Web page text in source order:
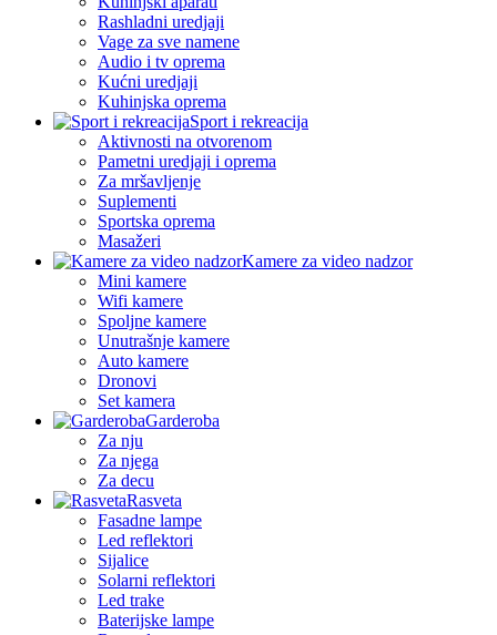
Rashladni uredjaji
Vage za sve namene
Audio i tv oprema
Kućni uredjaji
Kuhinjska oprema
Sport i rekreacija
Aktivnosti na otvorenom
Pametni uredjaji i oprema
Za mršavljenje
Suplementi
Sportska oprema
Masažeri
Kamere za video nadzor
Mini kamere
Wifi kamere
Spoljne kamere
Unutrašnje kamere
Auto kamere
Dronovi
Set kamera
Garderoba
Za nju
Za njega
Za decu
Rasveta
Fasadne lampe
Led reflektori
Sijalice
Solarni reflektori
Led trake
Baterijske lampe